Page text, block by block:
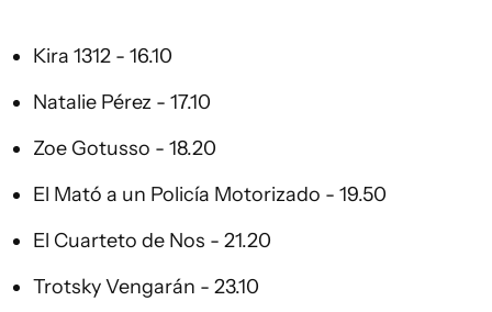
Kira 1312 - 16.10
Natalie Pérez - 17.10
Zoe Gotusso - 18.20
El Mató a un Policía Motorizado - 19.50
El Cuarteto de Nos - 21.20
Trotsky Vengarán - 23.10